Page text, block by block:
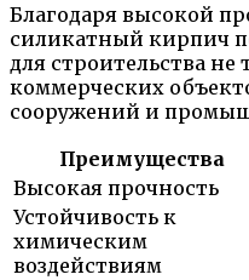
Благодаря высокой
силикатный кирпич
для строительства
коммерческих
сооружений и
Преимущества
Высокая прочность
Устойчивость к
химическим
воздействиям